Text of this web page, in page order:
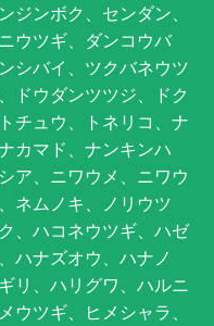
ジンボク、センダン、
ウツギ、ダンコウバ
シバイ、ツクバネウツ
ドウダンツツジ、ドク
チュウ、トネリコ、ナ
カマド、ナンキンハ
ア、ニワウメ、ニワウ
ネムノキ、ノリウツ
、ハコネウツギ、ハゼ
ハナズオウ、ハナノ
リ、ハリグワ、ハルニ
ウツギ、ヒメシャラ、